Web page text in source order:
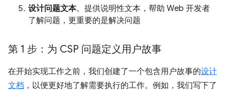
设计问题文本。提供说明性文本，帮助 Web 开发者
了解问题，更重要的是解决问题
第 1 步：为 CSP 问题定义用户故事
在开始实现工作之前，我们创建了一个包含用户故事的设计
文档 ，以便更好地了解需要执行的工作。例如，我们写下了